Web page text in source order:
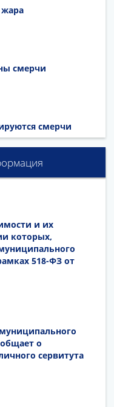
смерчи
смерчи
и их
которых,
518-ФЗ от
о
сервитута